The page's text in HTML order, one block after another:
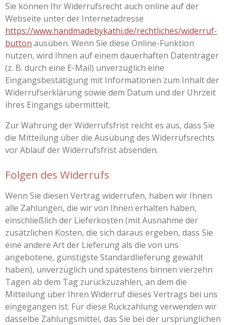
Sie können Ihr Widerrufsrecht auch online auf der
Webseite unter der Internetadresse
https://www.handmadebykathi.de/rechtliches/widerruf-
button ausüben. Wenn Sie diese Online-Funktion
nutzen, wird Ihnen auf einem dauerhaften Datenträger
(z. B. durch eine E-Mail) unverzüglich eine
Eingangsbestätigung mit Informationen zum Inhalt der
Widerrufserklärung sowie dem Datum und der Uhrzeit
ihres Eingangs übermittelt.
Zur Wahrung der Widerrufsfrist reicht es aus, dass Sie
die Mitteilung über die Ausübung des Widerrufsrechts
vor Ablauf der Widerrufsfrist absenden.
Folgen des Widerrufs
Wenn Sie diesen Vertrag widerrufen, haben wir Ihnen
alle Zahlungen, die wir von Ihnen erhalten haben,
einschließlich der Lieferkosten (mit Ausnahme der
zusätzlichen Kosten, die sich daraus ergeben, dass Sie
eine andere Art der Lieferung als die von uns
angebotene, günstigste Standardlieferung gewählt
haben), unverzüglich und spätestens binnen vierzehn
Tagen ab dem Tag zurückzuzahlen, an dem die
Mitteilung über Ihren Widerruf dieses Vertrags bei uns
eingegangen ist. Für diese Rückzahlung verwenden wir
dasselbe Zahlungsmittel, das Sie bei der ursprünglichen